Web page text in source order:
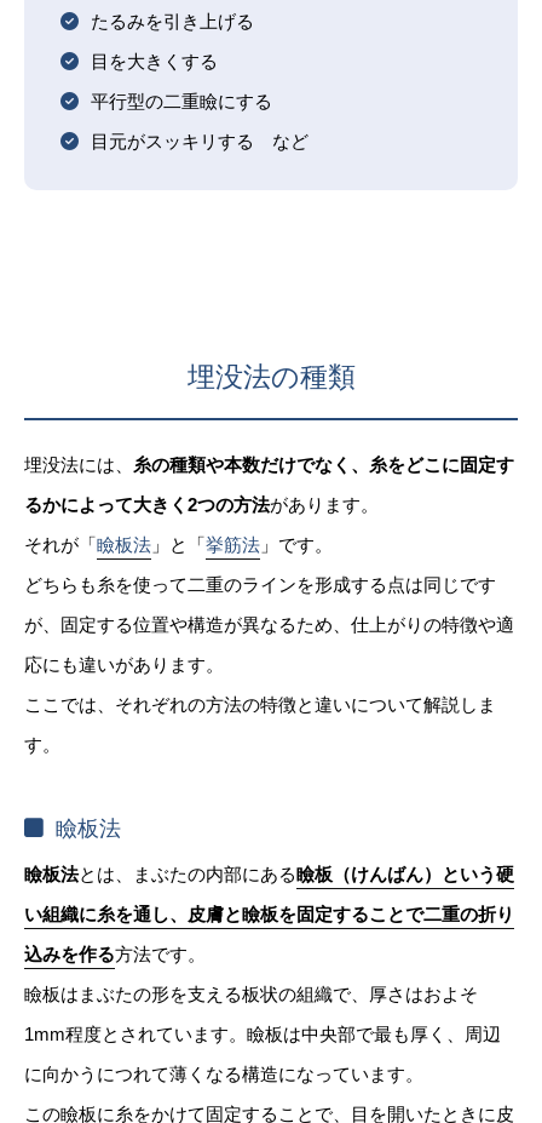
たるみを引き上げる
目を大きくする
平行型の二重瞼にする
目元がスッキリする など
埋没法の種類
埋没法には、
糸の種類や本数だけでなく、糸をどこに固定す
るかによって大きく2つの方法があります。
それが「瞼板法 」と「挙筋法 」です。
どちらも糸を使って二重のラインを形成する点は同じです
が、固定する位置や構造が異なるため、仕上がりの特徴や適
応にも違いがあります。
ここでは、それぞれの方法の特徴と違いについて解説しま
す。
瞼板法
瞼板法とは、まぶたの内部にある瞼板（けんばん）という硬
い組織に糸を通し、皮膚と瞼板を固定することで二重の折り
込みを作る方法です。
瞼板はまぶたの形を支える板状の組織で、厚さはおよそ
1mm程度とされています。瞼板は中央部で最も厚く、周辺
に向かうにつれて薄くなる構造になっています。
この瞼板に糸をかけて固定することで、目を開いたときに皮